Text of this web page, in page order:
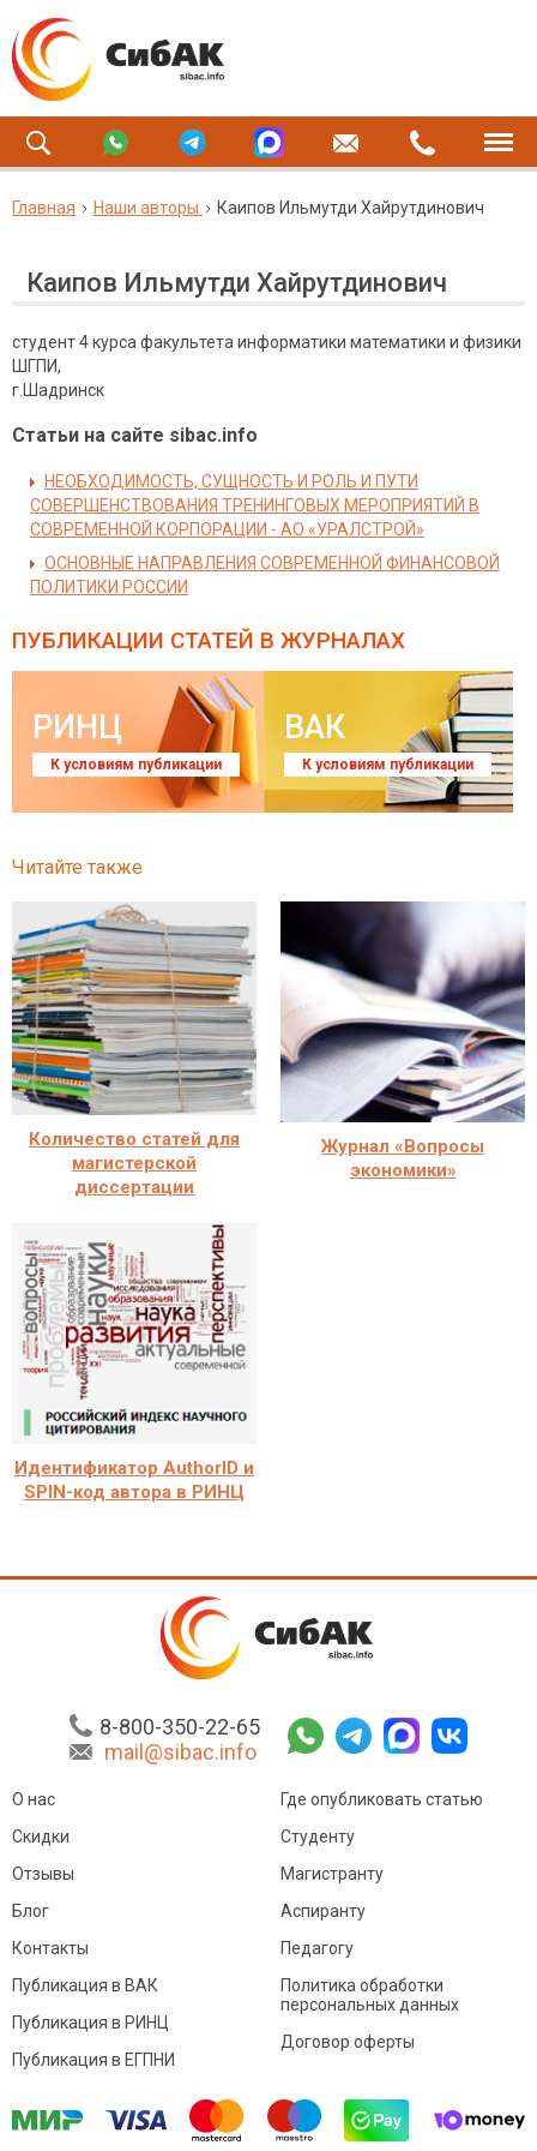
Главная Наши авторы Каипов Ильмутди Хайрутдинович
Каипов Ильмутди Хайрутдинович
студент 4 курса факультета информатики математики и физики
ШГПИ,
г.Шадринск
Статьи на сайте sibac.info
НЕОБХОДИМОСТЬ, СУЩНОСТЬ И РОЛЬ И ПУТИ
СОВЕРШЕНСТВОВАНИЯ ТРЕНИНГОВЫХ МЕРОПРИЯТИЙ В
СОВРЕМЕННОЙ КОРПОРАЦИИ - АО «УРАЛСТРОЙ»
ОСНОВНЫЕ НАПРАВЛЕНИЯ СОВРЕМЕННОЙ ФИНАНСОВОЙ
ПОЛИТИКИ РОССИИ
ПУБЛИКАЦИИ СТАТЕЙ В ЖУРНАЛАХ
РИНЦ
К условиям публикации
ВАК
К условиям публикации
Читайте также
Количество статей для
магистерской
диссертации
Журнал «Вопросы
экономики»
Идентификатор AuthorID и
SPIN-код автора в РИНЦ
8-800-350-22-65
mail@sibac.info
О нас
Скидки
Отзывы
Блог
Контакты
Где опубликовать статью
Студенту
Магистранту
Аспиранту
Педагогу
Публикация в ВАК
Публикация в РИНЦ
Публикация в ЕГПНИ
Политика обработки
персональных данных
Договор оферты